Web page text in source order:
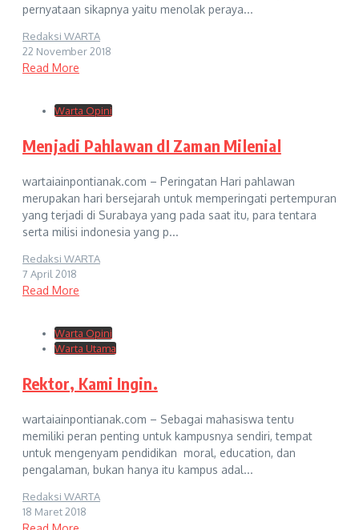
pernyataan sikapnya yaitu menolak peraya...
Redaksi WARTA
22 November 2018
Read More
Warta Opini
Menjadi Pahlawan dI Zaman Milenial
wartaiainpontianak.com – Peringatan Hari pahlawan
merupakan hari bersejarah untuk memperingati pertempuran
yang terjadi di Surabaya yang pada saat itu, para tentara
serta milisi indonesia yang p...
Redaksi WARTA
7 April 2018
Read More
Warta Opini
Warta Utama
Rektor, Kami Ingin.
wartaiainpontianak.com – Sebagai mahasiswa tentu
memiliki peran penting untuk kampusnya sendiri, tempat
untuk mengenyam pendidikan moral, education, dan
pengalaman, bukan hanya itu kampus adal...
Redaksi WARTA
18 Maret 2018